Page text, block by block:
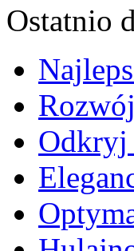
Ostatnio
Odkryj